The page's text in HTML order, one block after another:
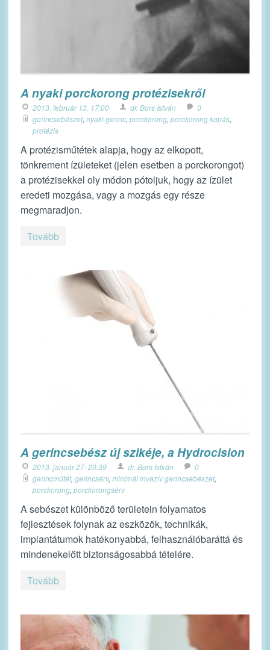
A nyaki porckorong protézisekről
2013. február 13. 17:00 dr. Bors István
0
gerincsebészet, nyaki gerinc, porckorong, porckorong kopás,
protézis
A protézisműtétek alapja, hogy az elkopott,
tönkrement ízületeket (jelen esetben a porckorongot)
a protézisekkel oly módon pótoljuk, hogy az ízület
eredeti mozgása, vagy a mozgás egy része
megmaradjon.
Tovább
A gerincsebész új szikéje, a Hydrocision
2013. január 27. 20:39 dr. Bors István
0
gerincműtét, gerincsérv, minimál invazív gerincsebészet,
porckorong, porckorongsérv
A sebészet különböző területein folyamatos
fejlesztések folynak az eszközök, technikák,
implantátumok hatékonyabbá, felhasználóbaráttá és
mindenekelőtt biztonságosabbá tételére.
Tovább